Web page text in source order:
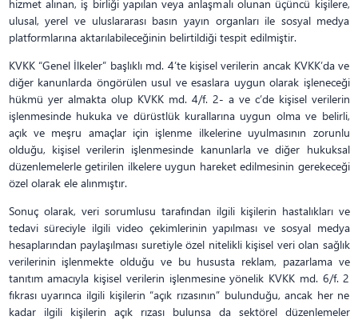
hizmet alınan, iş birliği yapılan veya anlaşmalı olunan üçüncü kişilere,
ulusal, yerel ve uluslararası basın yayın organları ile sosyal medya
platformlarına aktarılabileceğinin belirtildiği tespit edilmiştir.
KVKK “Genel İlkeler” başlıklı md. 4’te kişisel verilerin ancak KVKK’da ve
diğer kanunlarda öngörülen usul ve esaslara uygun olarak işleneceği
hükmü yer almakta olup KVKK md. 4/f. 2- a ve c’de kişisel verilerin
işlenmesinde hukuka ve dürüstlük kurallarına uygun olma ve belirli,
açık ve meşru amaçlar için işlenme ilkelerine uyulmasının zorunlu
olduğu, kişisel verilerin işlenmesinde kanunlarla ve diğer hukuksal
düzenlemelerle getirilen ilkelere uygun hareket edilmesinin gerekeceği
özel olarak ele alınmıştır.
Sonuç olarak, veri sorumlusu tarafından ilgili kişilerin hastalıkları ve
tedavi süreciyle ilgili video çekimlerinin yapılması ve sosyal medya
hesaplarından paylaşılması suretiyle özel nitelikli kişisel veri olan sağlık
verilerinin işlenmekte olduğu ve bu hususta reklam, pazarlama ve
tanıtım amacıyla kişisel verilerin işlenmesine yönelik KVKK md. 6/f. 2
fıkrası uyarınca ilgili kişilerin “açık rızasının” bulunduğu, ancak her ne
kadar ilgili kişilerin açık rızası bulunsa da sektörel düzenlemeler